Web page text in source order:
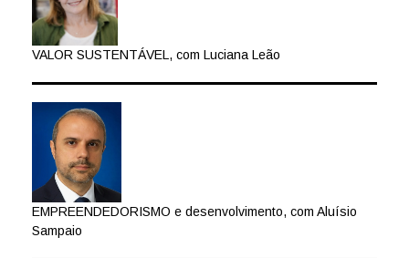
VALOR SUSTENTÁVEL, com Luciana Leão
EMPREENDEDORISMO e desenvolvimento, com Aluísio
Sampaio